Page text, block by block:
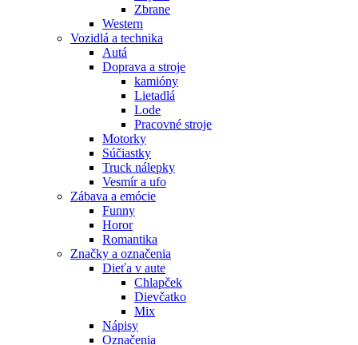
Zbrane
Western
Vozidlá a technika
Autá
Doprava a stroje
kamióny
Lietadlá
Lode
Pracovné stroje
Motorky
Súčiastky
Truck nálepky
Vesmír a ufo
Zábava a emócie
Funny
Horor
Romantika
Značky a označenia
Dieťa v aute
Chlapček
Dievčatko
Mix
Nápisy
Označenia